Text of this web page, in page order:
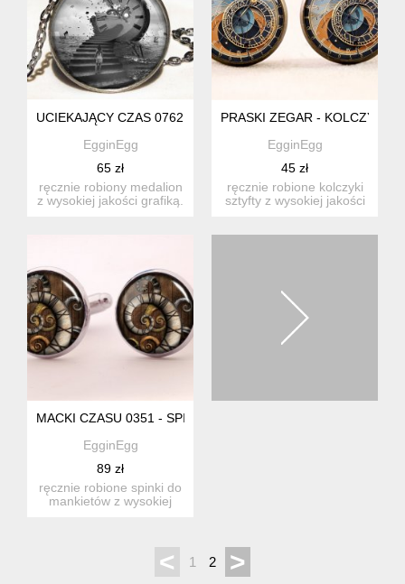
UCIEKAJĄCY CZAS 0762 - DUŻY MEDALION Z
EgginEgg
65 zł
ręcznie robiony medalion
z wysokiej jakości grafiką.
PRASKI ZEGAR - KOLCZYKI
EgginEgg
45 zł
ręcznie robione kolczyki
sztyfty z wysokiej jakości
MACKI CZASU 0351 - SPINKI DO MANKIETÓW - EGGINEGG
EgginEgg
89 zł
ręcznie robione spinki do
mankietów z wysokiej
< 1 2 >